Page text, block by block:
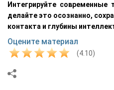
Интегрируйте современные
делайте это осознанно,
контакта и глубины
Оцените материал
(4.10)